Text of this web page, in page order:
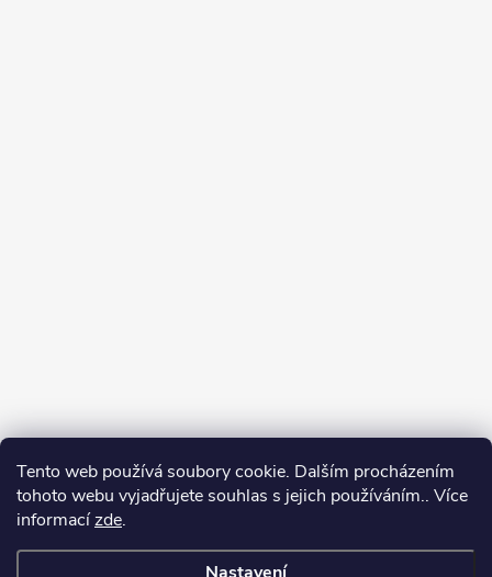
Tento web používá soubory cookie. Dalším procházením
tohoto webu vyjadřujete souhlas s jejich používáním.. Více
informacízde.